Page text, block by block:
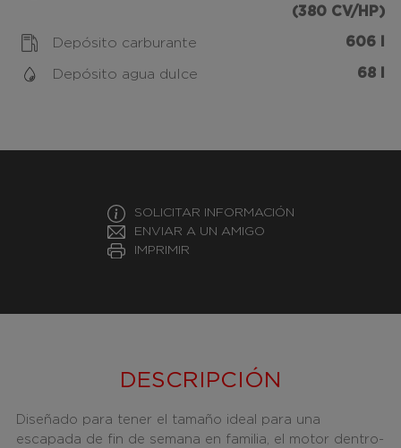
(380 CV/HP)
Depósito carburante 606 l
Depósito agua dulce 68 l
SOLICITAR INFORMACIÓN
ENVIAR A UN AMIGO
IMPRIMIR
DESCRIPCIÓN
Diseñado para tener el tamaño ideal para una
escapada de fin de semana en familia, el motor dentro-